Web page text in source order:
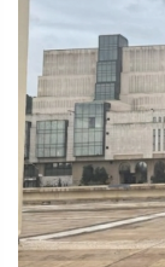
DAERAH
MANCA
INFORMASI
PRIVACY
POLICY